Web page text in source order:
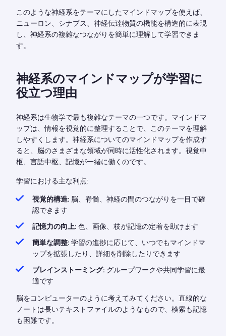
このような神経系をテーマにしたマインドマップを使えば、
ニューロン、シナプス、神経伝達物質の機能を構造的に表現
し、神経系の複雑なつながりを簡単に理解して学習できま
す。
神経系のマインドマップが学習に
役立つ理由
神経系は生物学で最も複雑なテーマの一つです。マインドマ
ップは、情報を視覚的に整理することで、このテーマを理解
しやすくします。神経系についてのマインドマップを作成す
ると、脳のさまざまな領域が同時に活性化されます。視覚中
枢、言語中枢、記憶が一緒に働くのです。
学習における主な利点:
視覚的構造: 脳、脊髄、神経の間のつながりを一目で確
認できます
記憶力の向上: 色、画像、枝が記憶の定着を助けます
簡単な調整: 学習の進捗に応じて、いつでもマインドマ
ップを拡張したり、詳細を削除したりできます
ブレインストーミング: グループワークや共同学習に最
適です
脳をコンピューターのように考えてみてください。直線的な
ノートは長いテキストファイルのようなもので、検索も記憶
も困難です。